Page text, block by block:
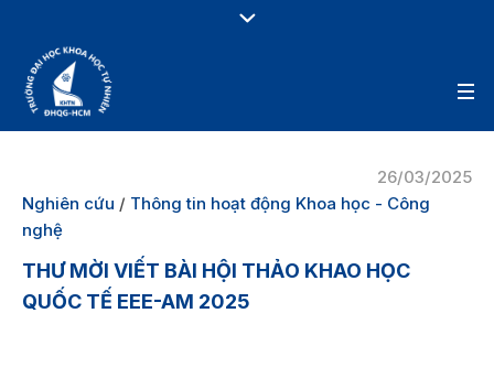
26/03/2025
Nghiên cứu / Thông tin hoạt động Khoa học - Công
nghệ
THƯ MỜI VIẾT BÀI HỘI THẢO KHAO HỌC
QUỐC TẾ EEE-AM 2025